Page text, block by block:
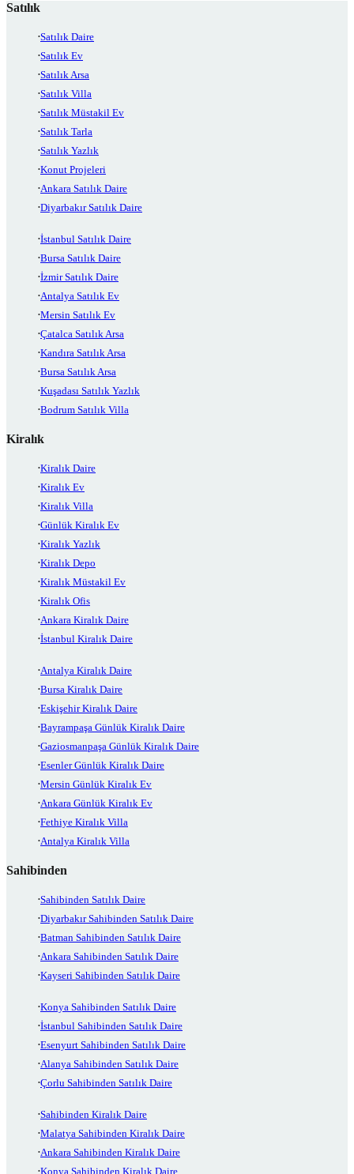
Satılık
Satılık Daire
Satılık Ev
Satılık Arsa
Satılık Villa
Satılık Müstakil Ev
Satılık Tarla
Satılık Yazlık
Konut Projeleri
Ankara Satılık Daire
Diyarbakır Satılık Daire
İstanbul Satılık Daire
Bursa Satılık Daire
İzmir Satılık Daire
Antalya Satılık Ev
Mersin Satılık Ev
Çatalca Satılık Arsa
Kandıra Satılık Arsa
Bursa Satılık Arsa
Kuşadası Satılık Yazlık
Bodrum Satılık Villa
Kiralık
Kiralık Daire
Kiralık Ev
Kiralık Villa
Günlük Kiralık Ev
Kiralık Yazlık
Kiralık Depo
Kiralık Müstakil Ev
Kiralık Ofis
Ankara Kiralık Daire
İstanbul Kiralık Daire
Antalya Kiralık Daire
Bursa Kiralık Daire
Eskişehir Kiralık Daire
Bayrampaşa Günlük Kiralık Daire
Gaziosmanpaşa Günlük Kiralık Daire
Esenler Günlük Kiralık Daire
Mersin Günlük Kiralık Ev
Ankara Günlük Kiralık Ev
Fethiye Kiralık Villa
Antalya Kiralık Villa
Sahibinden
Sahibinden Satılık Daire
Diyarbakır Sahibinden Satılık Daire
Batman Sahibinden Satılık Daire
Ankara Sahibinden Satılık Daire
Kayseri Sahibinden Satılık Daire
Konya Sahibinden Satılık Daire
İstanbul Sahibinden Satılık Daire
Esenyurt Sahibinden Satılık Daire
Alanya Sahibinden Satılık Daire
Çorlu Sahibinden Satılık Daire
Sahibinden Kiralık Daire
Malatya Sahibinden Kiralık Daire
Ankara Sahibinden Kiralık Daire
Konya Sahibinden Kiralık Daire